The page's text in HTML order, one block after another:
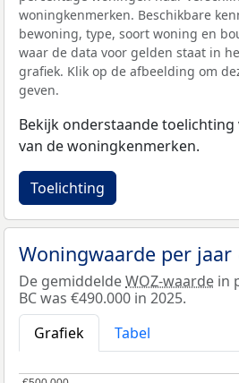
woningkenmerken. Beschikbare
bewoning, type, soort woning en
waar de data voor gelden staat in
grafiek. Klik op de afbeelding om
geven.
Bekijk onderstaande
van de woningkenmerken.
Toelichting
Woningwaarde per jaar
De gemiddeldeWOZ-waarde in
BC was €490.000 in 2025.
Grafiek
Tabel